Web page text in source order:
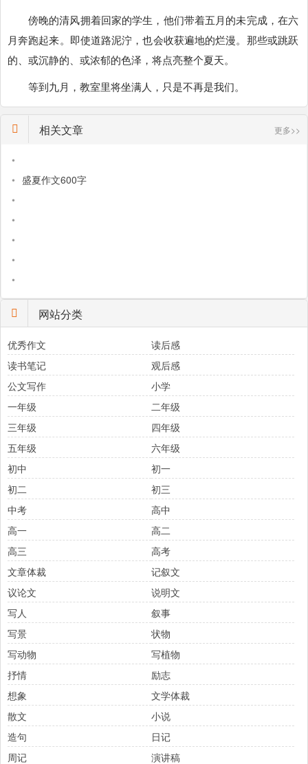
傍晚的清风拥着回家的学生，他们带着五月的未完成，在六
月奔跑起来。即使道路泥泞，也会收获遍地的烂漫。那些或跳跃
的、或沉静的、或浓郁的色泽，将点亮整个夏天。
等到九月，教室里将坐满人，只是不再是我们。
相关文章 更多>>
•
• 盛夏作文600字
•
•
•
•
•
网站分类
优秀作文
读后感
读书笔记
观后感
公文写作
小学
一年级
二年级
三年级
四年级
五年级
六年级
初中
初一
初二
初三
中考
高中
高一
高二
高三
高考
文章体裁
记叙文
议论文
说明文
写人
叙事
写景
状物
写动物
写植物
抒情
励志
想象
文学体裁
散文
小说
造句
日记
周记
演讲稿